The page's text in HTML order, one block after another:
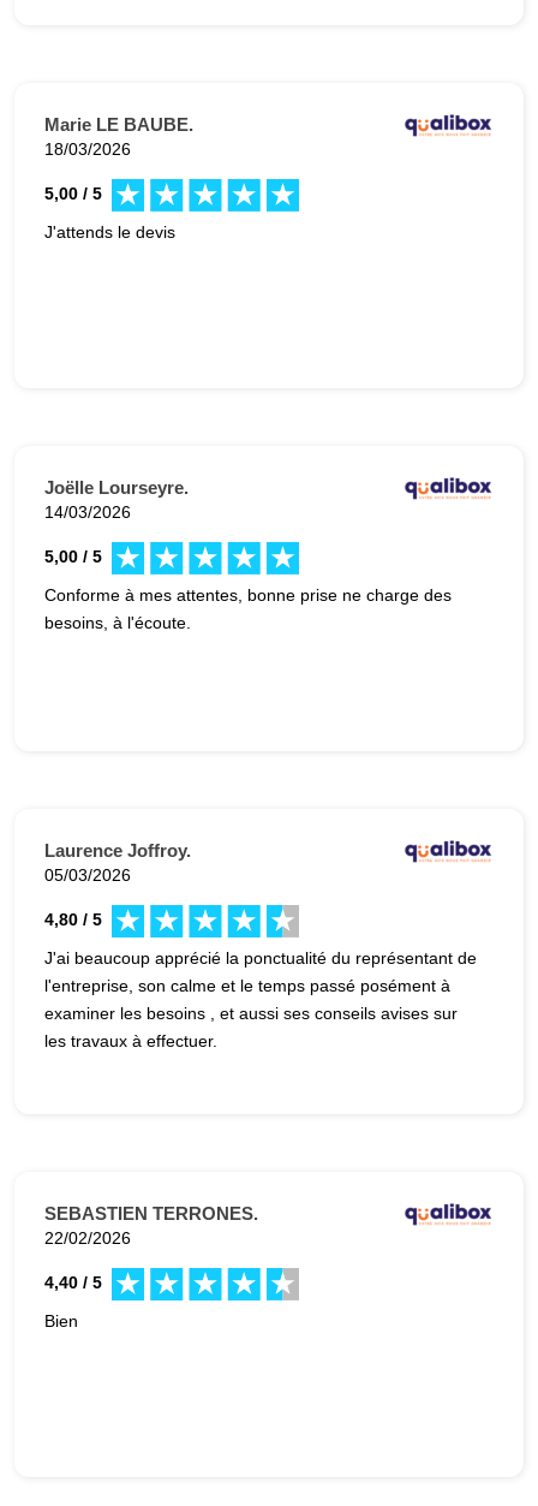
Marie LE BAUBE.
18/03/2026
5,00 / 5
J'attends le devis
Joëlle Lourseyre.
14/03/2026
5,00 / 5
Conforme à mes attentes, bonne prise ne charge des
besoins, à l'écoute.
Laurence Joffroy.
05/03/2026
4,80 / 5
J'ai beaucoup apprécié la ponctualité du représentant de
l'entreprise, son calme et le temps passé posément à
examiner les besoins , et aussi ses conseils avises sur
les travaux à effectuer.
SEBASTIEN TERRONES.
22/02/2026
4,40 / 5
Bien